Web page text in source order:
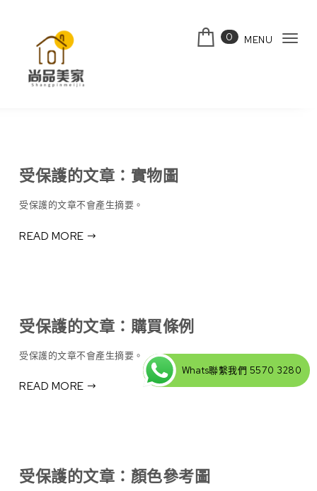
0 MENU
受保護的文章：實物圖
受保護的文章不會產生摘要。
READ MORE
受保護的文章：購買條例
受保護的文章不會產生摘要。
READ MORE
受保護的文章：顏色參考圖
Whats聯繫我們 5570 3280